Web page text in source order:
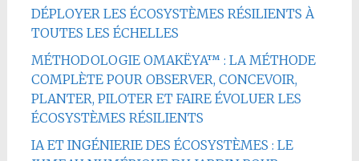
DÉPLOYER LES ÉCOSYSTÈMES RÉSILIENTS À
TOUTES LES ÉCHELLES
MÉTHODOLOGIE OMAKËYA™ : LA MÉTHODE
COMPLÈTE POUR OBSERVER, CONCEVOIR,
PLANTER, PILOTER ET FAIRE ÉVOLUER LES
ÉCOSYSTÈMES RÉSILIENTS
IA ET INGÉNIERIE DES ÉCOSYSTÈMES : LE